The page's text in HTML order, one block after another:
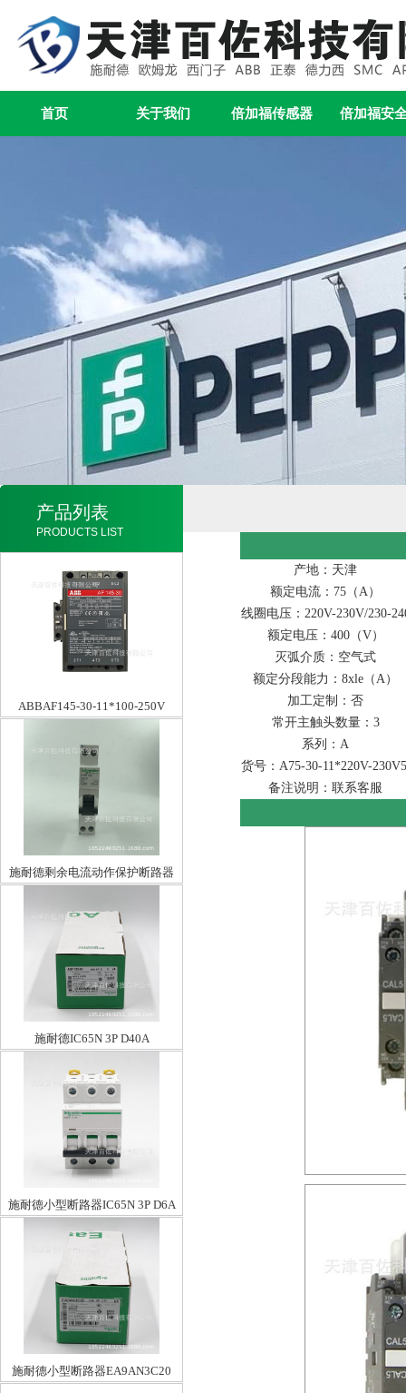
首页 关于我们 倍加福传感器 倍加福安
产品列表
PRODUCTS LIST
ABBAF145-30-11*100-250V
施耐德剩余电流动作保护断路器
施耐德IC65N 3P D40A
施耐德小型断路器IC65N 3P D6A
施耐德小型断路器EA9AN3C20
产地：天津
额定电流：75（A）
线圈电压：220V-230V/230-
额定电压：400（V）
灭弧介质：空气式
额定分段能力：8xle（A）
加工定制：否
常开主触头数量：3
系列：A
货号：A75-30-11*220V-
备注说明：联系客服